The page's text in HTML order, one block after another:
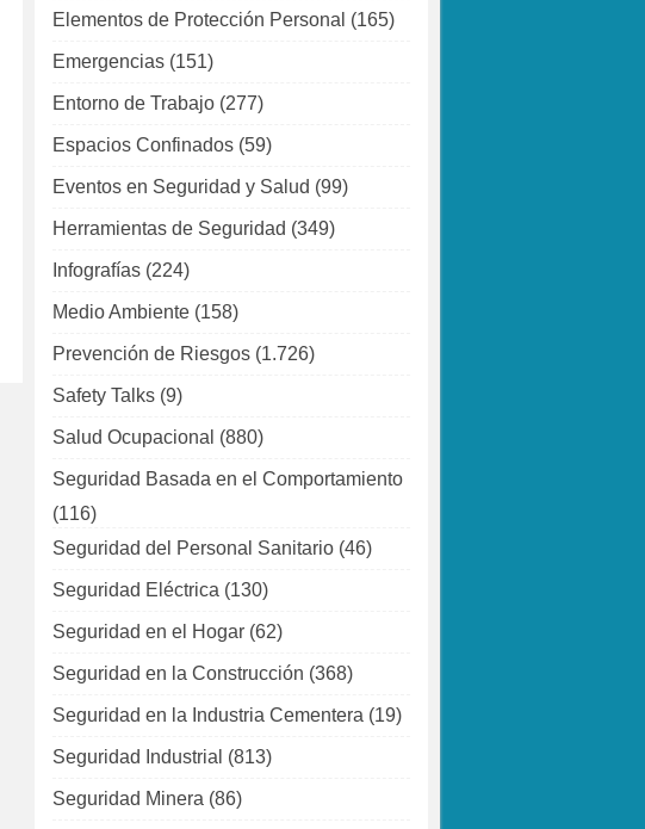
Elementos de Protección Personal (165)
Emergencias (151)
Entorno de Trabajo (277)
Espacios Confinados (59)
Eventos en Seguridad y Salud (99)
Herramientas de Seguridad (349)
Infografías (224)
Medio Ambiente (158)
Prevención de Riesgos (1.726)
Safety Talks (9)
Salud Ocupacional (880)
Seguridad Basada en el Comportamiento
(116)
Seguridad del Personal Sanitario (46)
Seguridad Eléctrica (130)
Seguridad en el Hogar (62)
Seguridad en la Construcción (368)
Seguridad en la Industria Cementera (19)
Seguridad Industrial (813)
Seguridad Minera (86)